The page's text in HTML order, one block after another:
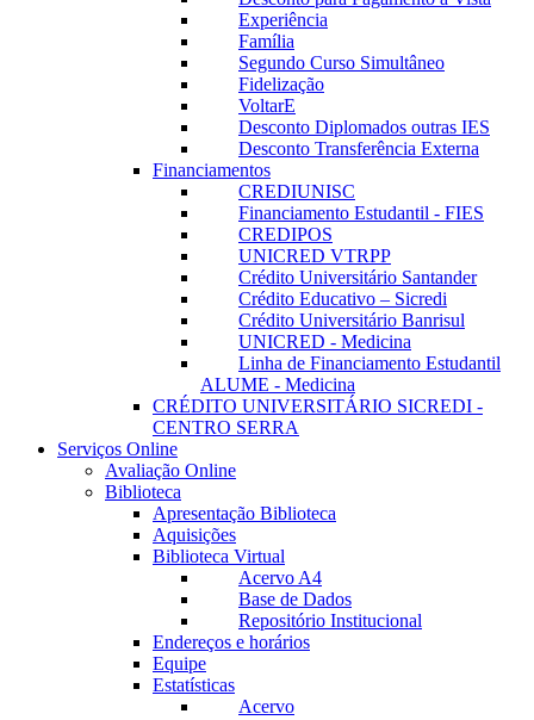
Experiência
Família
Segundo Curso Simultâneo
Fidelização
VoltarE
Desconto Diplomados outras IES
Desconto Transferência Externa
Financiamentos
CREDIUNISC
Financiamento Estudantil - FIES
CREDIPOS
UNICRED VTRPP
Crédito Universitário Santander
Crédito Educativo – Sicredi
Crédito Universitário Banrisul
UNICRED - Medicina
Linha de Financiamento Estudantil
ALUME - Medicina
CRÉDITO UNIVERSITÁRIO SICREDI -
CENTRO SERRA
Serviços Online
Avaliação Online
Biblioteca
Apresentação Biblioteca
Aquisições
Biblioteca Virtual
Acervo A4
Base de Dados
Repositório Institucional
Endereços e horários
Equipe
Estatísticas
Acervo